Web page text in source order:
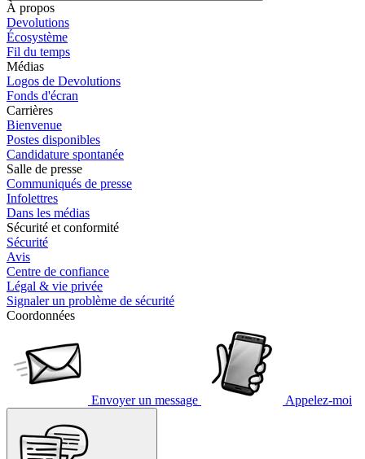
À propos
Devolutions
Écosystème
Fil du temps
Médias
Logos de Devolutions
Fonds d'écran
Carrières
Bienvenue
Postes disponibles
Candidature spontanée
Salle de presse
Communiqués de presse
Infolettres
Dans les médias
Sécurité et conformité
Sécurité
Avis
Centre de confiance
Légal & vie privée
Signaler un problème de sécurité
Coordonnées
Envoyer un message Appelez-moi